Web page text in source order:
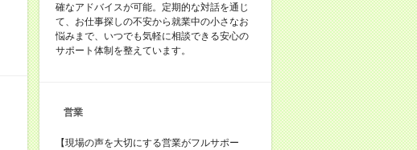
確なアドバイスが可能。定期的な対話を通じ
て、お仕事探しの不安から就業中の小さなお
悩みまで、いつでも気軽に相談できる安心の
サポート体制を整えています。
営業
【現場の声を大切にする営業がフルサポー